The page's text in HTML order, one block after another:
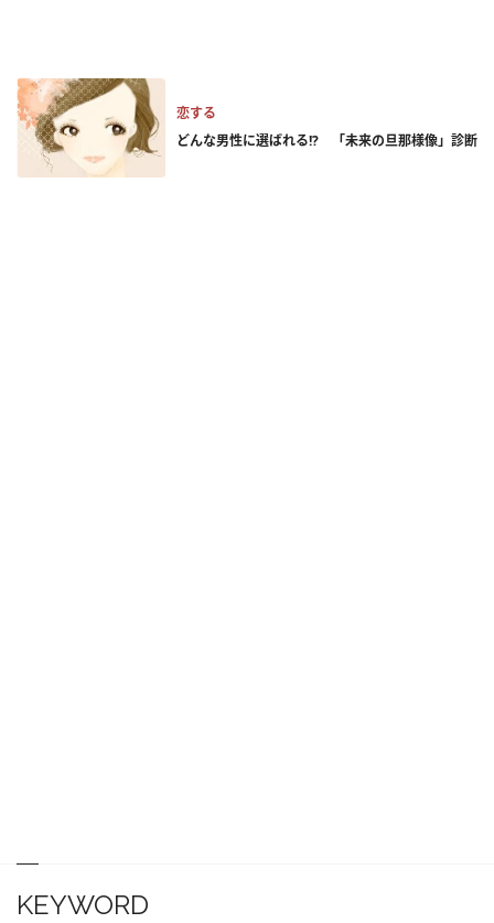
恋する
どんな男性に選ばれる!? 「未来の旦那様像」診断
KEYWORD